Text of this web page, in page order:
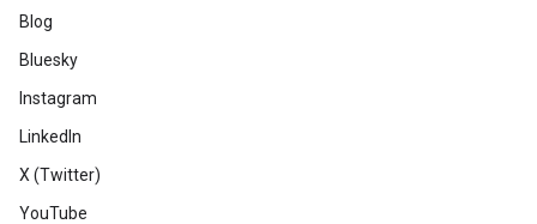
Blog
Bluesky
Instagram
LinkedIn
X (Twitter)
YouTube